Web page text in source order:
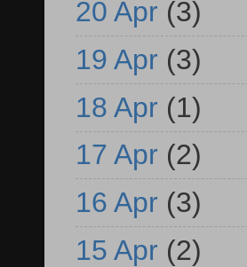
20 Apr (3)
19 Apr (3)
18 Apr (1)
17 Apr (2)
16 Apr (3)
15 Apr (2)